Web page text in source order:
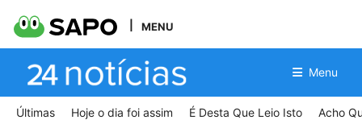
MENU
Menu
Últimas Hoje o dia foi assim É Desta Que Leio Isto Acho